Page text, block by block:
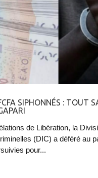
SIPHONNÉS : TOUT
de Libération, la
(DIC) a déféré au
pour...